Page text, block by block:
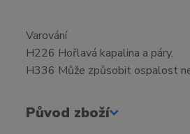
Varování
H226 Hořlavá kapalina a páry.
H336 Může způsobit ospalost
Původ zboží